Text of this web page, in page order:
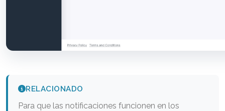
RELACIONADO
Para que las notificaciones funcionen en los